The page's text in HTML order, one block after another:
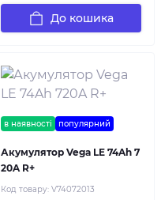
До кошика
в наявності популярний
Акумулятор Vega LE 74Ah 7
20A R+
Код товару: V74072013